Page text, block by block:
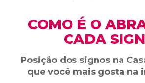
COMO É O
CADA
Posição dos signos na
que você mais gosta na